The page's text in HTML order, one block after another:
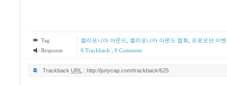
Tag 캘리포니아 아몬드, 캘리포니아 아몬드 협회 , 프로모션 이
Response
0 Trackback 0 Comment
Trackback URL : http://junycap.com/trackback/625